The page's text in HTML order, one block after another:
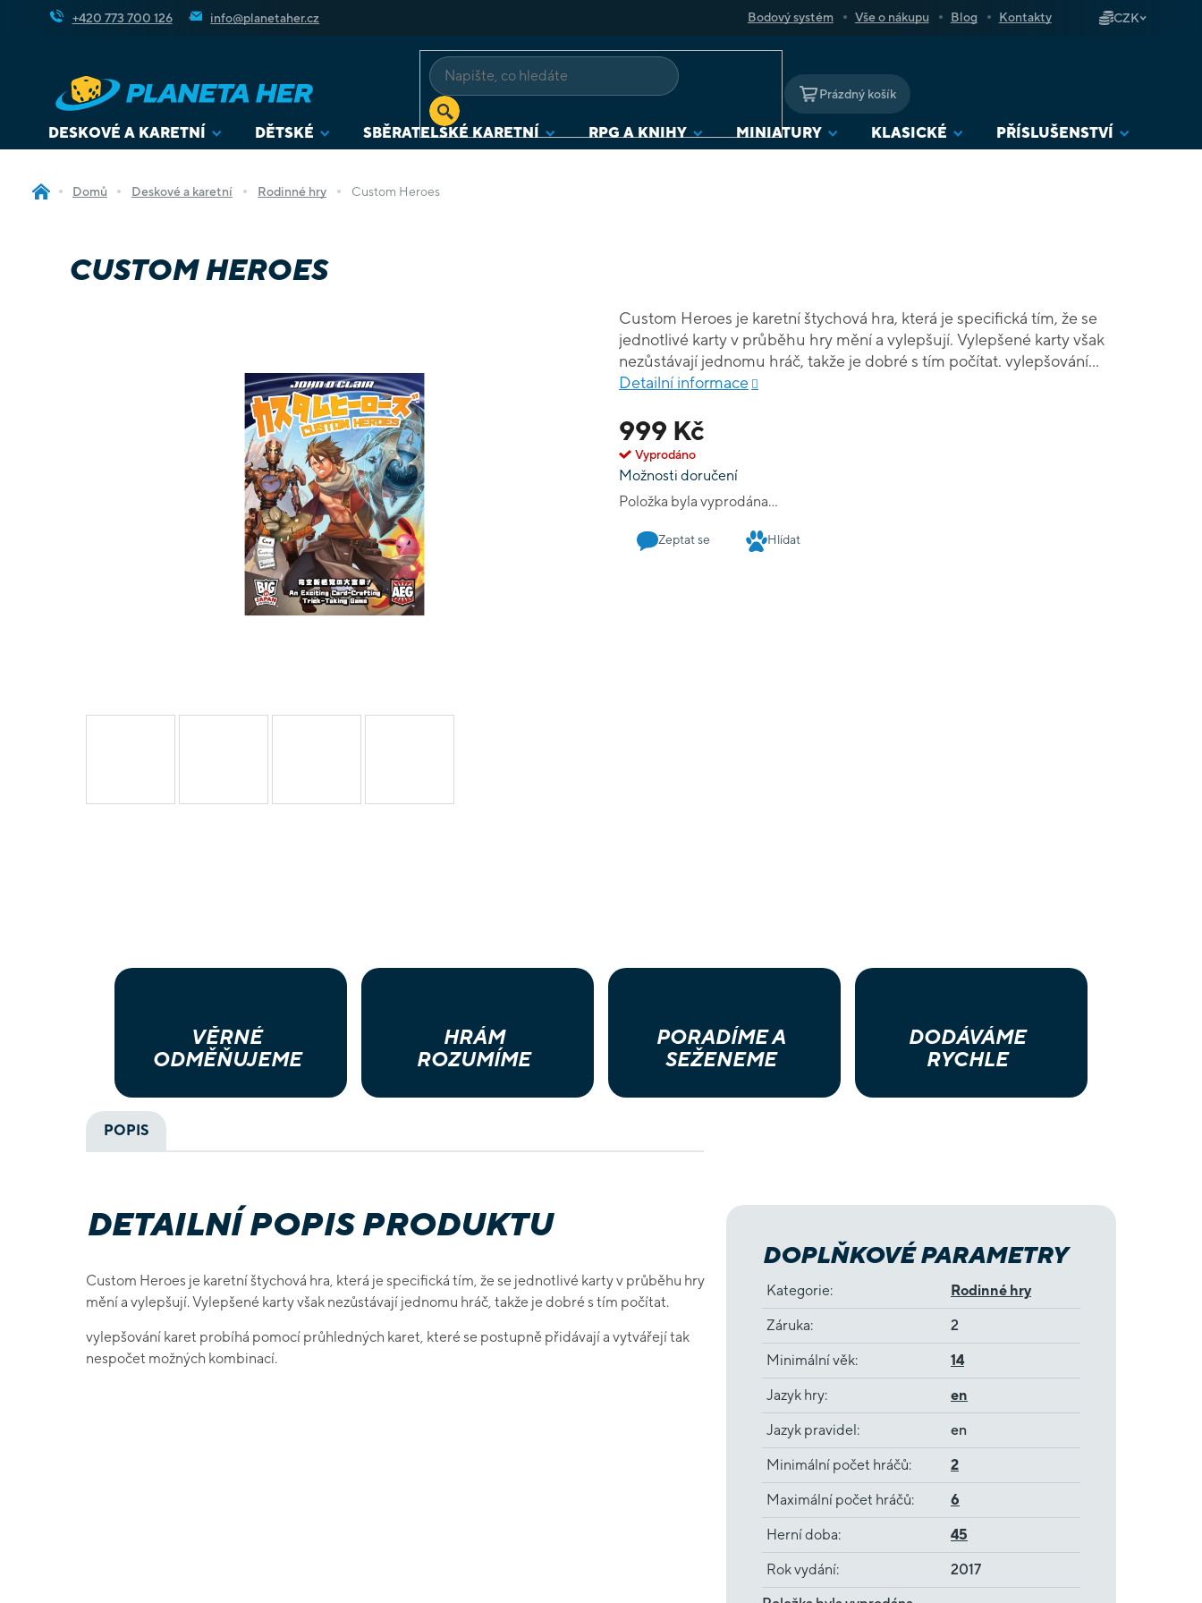
+420 773 700 126 info@planetaher.cz Bodový systém Vše o nákupu Blog Kontakty CZK
NÁKUPNÍ
KOŠÍK
Prázdný košík
DESKOVÉ A KARETNÍ DĚTSKÉ SBĚRATELSKÉ KARETNÍ RPG A KNIHY MINIATURY KLASICKÉ PŘÍSLUŠENSTVÍ
Domů Deskové a karetní Rodinné hry Custom Heroes
CUSTOM HEROES
999 Kč
Vyprodáno
Možnosti doručení
Položka byla vyprodána…
Custom Heroes je karetní štychová hra, která je specifická tím, že se
jednotlivé karty v průběhu hry mění a vylepšují. Vylepšené karty však
nezůstávají jednomu hráč, takže je dobré s tím počítat. vylepšování
karet probíhá pomocí průhledných karet, které se postupně přidávají
Detailní informace
Zeptat se Hlídat
VĚRNÉ
ODMĚŇUJEME
HRÁM
ROZUMÍME
PORADÍME A
SEŽENEME
DODÁVÁME
RYCHLE
POPIS
DETAILNÍ POPIS PRODUKTU
Custom Heroes je karetní štychová hra, která je specifická tím, že se jednotlivé karty v průběhu hry
mění a vylepšují. Vylepšené karty však nezůstávají jednomu hráč, takže je dobré s tím počítat.
vylepšování karet probíhá pomocí průhledných karet, které se postupně přidávají a vytvářejí tak
nespočet možných kombinací.
DOPLŇKOVÉ PARAMETRY
Kategorie: Rodinné hry
Záruka: 2
Minimální věk: 14
Jazyk hry: en
Jazyk pravidel: en
Minimální počet hráčů: 2
Maximální počet hráčů: 6
Herní doba: 45
Rok vydání:
2017